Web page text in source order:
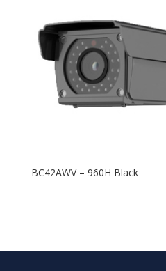
BC42AWV – 960H Black